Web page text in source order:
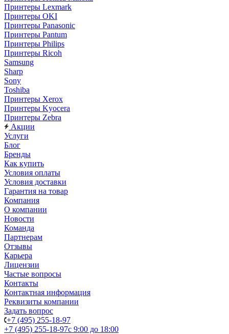
Принтеры Lexmark
Принтеры OKI
Принтеры Panasonic
Принтеры Pantum
Принтеры Philips
Принтеры Ricoh
Samsung
Sharp
Sony
Toshiba
Принтеры Xerox
Принтеры Kyocera
Принтеры Zebra
Акции
Услуги
Блог
Бренды
Как купить
Условия оплаты
Условия доставки
Гарантия на товар
Компания
О компании
Новости
Команда
Партнерам
Отзывы
Карьера
Лицензии
Частые вопросы
Контакты
Контактная информация
Реквизиты компании
Задать вопрос
+7 (495) 255-18-97
+7 (495) 255-18-97с 9:00 до 18:00